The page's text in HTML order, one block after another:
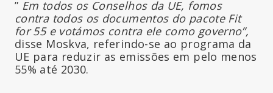
” Em todos os Conselhos da UE, fomos
contra todos os documentos do pacote Fit
for 55 e votámos contra ele como governo”,
disse Moskva, referindo-se ao programa da
UE para reduzir as emissões em pelo menos
55% até 2030.